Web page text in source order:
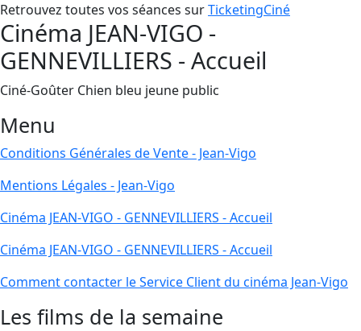
Retrouvez toutes vos séances surTicketingCiné
Cinéma JEAN-VIGO -
GENNEVILLIERS - Accueil
Ciné-Goûter Chien bleu jeune public
Menu
Conditions Générales de Vente - Jean-Vigo
Mentions Légales - Jean-Vigo
Cinéma JEAN-VIGO - GENNEVILLIERS - Accueil
Cinéma JEAN-VIGO - GENNEVILLIERS - Accueil
Comment contacter le Service Client du cinéma Jean-Vigo
Les films de la semaine